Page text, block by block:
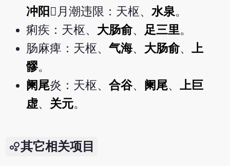
冲阳 月潮违限：天枢、水泉。
痢疾：天枢、 大肠俞、 足三里。
肠麻痺：天枢、气海、 大肠俞、上
髎。
阑尾炎：天枢、合谷、 阑尾、上巨
虚、 关元。
其它相关项目